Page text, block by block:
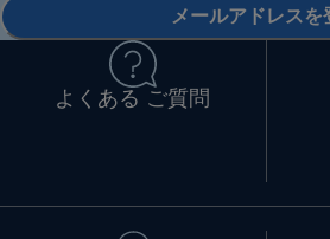
メールアドレスを
よくある ご質問